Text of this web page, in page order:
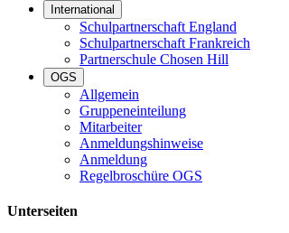
International
Schulpartnerschaft England
Schulpartnerschaft Frankreich
Partnerschule Chosen Hill
OGS
Allgemein
Gruppeneinteilung
Mitarbeiter
Anmeldungshinweise
Anmeldung
Regelbroschüre OGS
Unterseiten